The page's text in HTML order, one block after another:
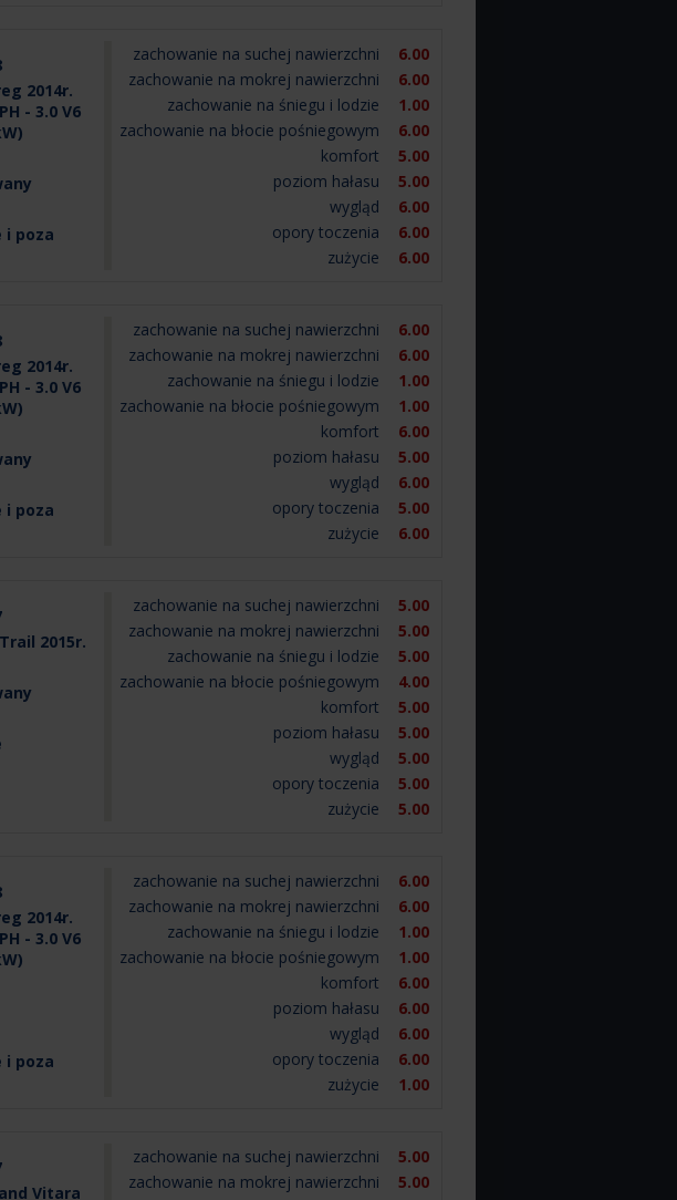
2014r.
- 3.0 V6
i poza
zachowanie na suchej nawierzchni
6.00
zachowanie na mokrej nawierzchni
6.00
zachowanie na śniegu i lodzie
1.00
zachowanie na błocie pośniegowym
6.00
komfort
5.00
poziom hałasu
5.00
wygląd
6.00
opory toczenia
6.00
zużycie
6.00
2014r.
- 3.0 V6
i poza
zachowanie na suchej nawierzchni
6.00
zachowanie na mokrej nawierzchni
6.00
zachowanie na śniegu i lodzie
1.00
zachowanie na błocie pośniegowym
1.00
komfort
6.00
poziom hałasu
5.00
wygląd
6.00
opory toczenia
5.00
zużycie
6.00
2015r.
zachowanie na suchej nawierzchni
5.00
zachowanie na mokrej nawierzchni
5.00
zachowanie na śniegu i lodzie
5.00
zachowanie na błocie pośniegowym
4.00
komfort
5.00
poziom hałasu
5.00
wygląd
5.00
opory toczenia
5.00
zużycie
5.00
2014r.
- 3.0 V6
i poza
zachowanie na suchej nawierzchni
6.00
zachowanie na mokrej nawierzchni
6.00
zachowanie na śniegu i lodzie
1.00
zachowanie na błocie pośniegowym
1.00
komfort
6.00
poziom hałasu
6.00
wygląd
6.00
opory toczenia
6.00
zużycie
1.00
Vitara
zachowanie na suchej nawierzchni
5.00
zachowanie na mokrej nawierzchni
5.00